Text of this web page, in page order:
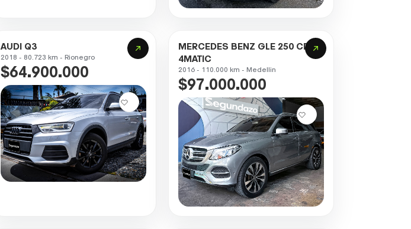
AUDI Q3
2018 - 80.723 km - Rionegro
$64.900.000
MERCEDES BENZ GLE 250 CDI
4MATIC
2016 - 110.000 km - Medellin
$97.000.000